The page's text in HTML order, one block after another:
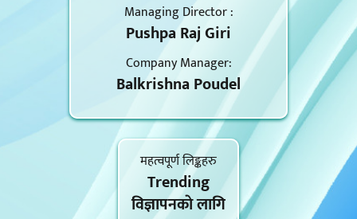
Managing Director :
Pushpa Raj Giri
Company Manager:
Balkrishna Poudel
महत्वपूर्ण लिङ्कहरु
Trending
विज्ञापनकाे लागि